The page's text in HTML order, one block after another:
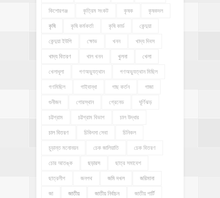
কিশোরগঞ্জ কৃত্রিম সংকট কৃষক কৃষকদল
কৃষি কৃষি কর্মকর্তা কৃষি কার্ড কেন্দুয়া
কেন্দুয়া ইউপি ক্ষোভ খনন খাদ্য দিবস
খাদ্য বিতরণ খাল খনন খুলনা খেলা
খেলাধূলা গণঅভ্যুত্থান গণঅভ্যুত্থান মিছিল
গণমিছিল গাইবান্ধা গাছ কর্তন গাজা
গুনীজন গোরস্থান গ্রেনেড ঘূর্ণিঝড়
চট্টগ্রাম চট্টগ্রাম বিভাগ চাল উদ্ধার
চাল বিতরণ চিকিৎসা সেবা চিনিকল
চুড়ান্ত মনোনয়ন চেক জালিয়াতি চেক বিতরণ
চোর আতঙ্ক ছড়ারস ছাত্র সমাবেশ
ছাত্রলীগ জনপথ জমি দখল জরিমানা
জা জাতীয় জাতীয় নির্বাচন জাতীয় পার্টি